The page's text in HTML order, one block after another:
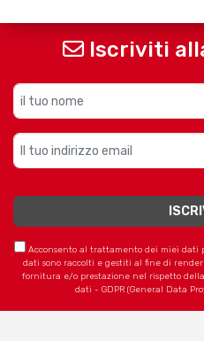
Iscriviti
Acconsento al trattamento dei miei dati
dati sono raccolti e gestiti al fine di
fornitura e/o prestazione nel rispetto
dati - GDPR (General Data